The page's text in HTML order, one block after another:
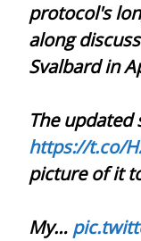
protocol's
along
Svalbard in
The
https://t.co/
picture of it
My…